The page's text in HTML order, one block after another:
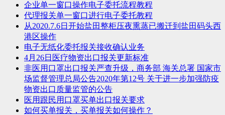
企业单一窗口操作电子委托流程教程
代理报关单一窗口进行电子委托教程
从2020.7.6日开始盐田整柜压夜熏蒸已搬迁到盐田码头西
港区操作
电子无纸化委托报关接收确认业务
4月26日医疗物资出口报关更新标准
非医用口罩出口报关严查升级，商务部 海关总署 国家市
场监督管理总局公告2020年第12号 关于进一步加强防疫
物资出口质量监管的公告
医用跟民用口罩买单出口报关要求
如何买单报关，买单报关如何操作？